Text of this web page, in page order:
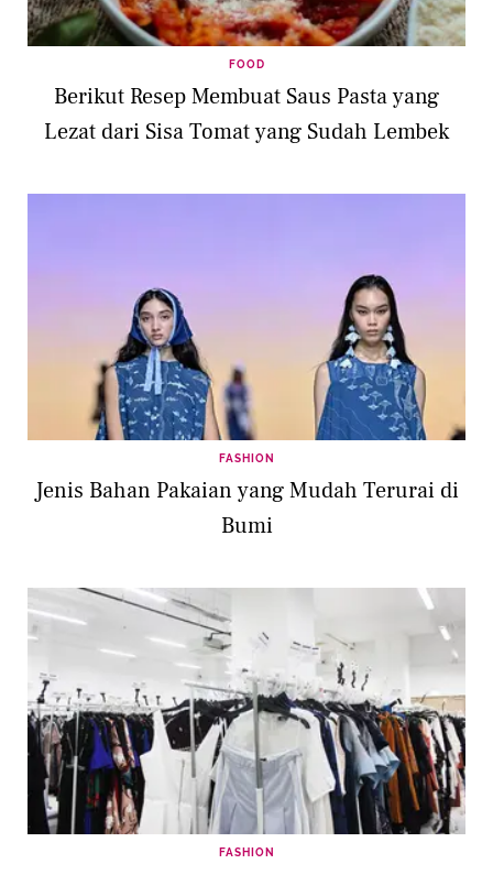
FOOD
Berikut Resep Membuat Saus Pasta yang
Lezat dari Sisa Tomat yang Sudah Lembek
FASHION
Jenis Bahan Pakaian yang Mudah Terurai di
Bumi
FASHION